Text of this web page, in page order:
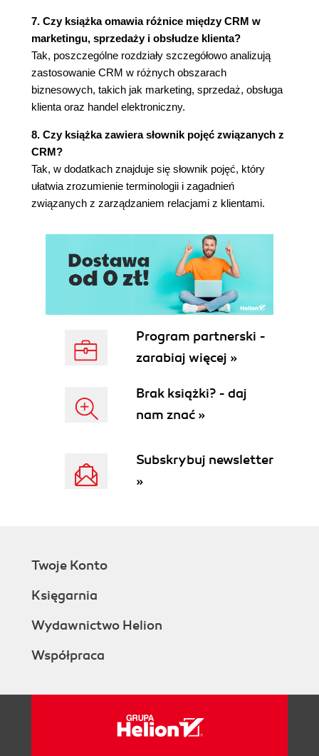
Wskazówka (103)
Złota myśl (104)
Dla menedżera (104)
Rozdział 5. CRM w handlu elektronicznym (107)
Ewolucja eCRM (108)
CRM w segmencie B2B (110)
Planowanie zasobów przedsiębiorstwa (Enterprise
Resource Planning - ERP) (111)
Zarządzanie łańcuchem dostaw (Supply Chain
Management - SCM) (112)
Relationship Management - SRM) (114)
Zarządzanie relacjami partnerskimi (Partner
Relationship Management - PRM) (117)
Handel elektroniczny - podsumowanie (118)
Studium przypadku - zintegrowane dane (121)
Jedna wersja prawdy klienta (124)
Firmowe CRM złapane na gorącym uczynku
(128)
Gdy teoria spotyka się z praktyką:
gromadzenie danych w CRM (133)
Co osiągnęli (143)
Wyzwania (144)
Złota myśl (145)
Część II Wdrożenie CRM (147)
Od wariantu operacyjnego do
7. Czy książka omawia różnice między CRM w
marketingu, sprzedaży i obsłudze klienta?
Tak, poszczególne rozdziały szczegółowo analizują
zastosowanie CRM w różnych obszarach
biznesowych, takich jak marketing, sprzedaż, obsługa
klienta oraz handel elektroniczny.
8. Czy książka zawiera słownik pojęć związanych z
CRM?
Tak, w dodatkach znajduje się słownik pojęć, który
ułatwia zrozumienie terminologii i zagadnień
związanych z zarządzaniem relacjami z klientami.
Program partnerski -
zarabiaj więcej »
Brak książki? - daj
nam znać »
Subskrybuj newsletter
»
Twoje Konto
Księgarnia
Wydawnictwo Helion
Współpraca